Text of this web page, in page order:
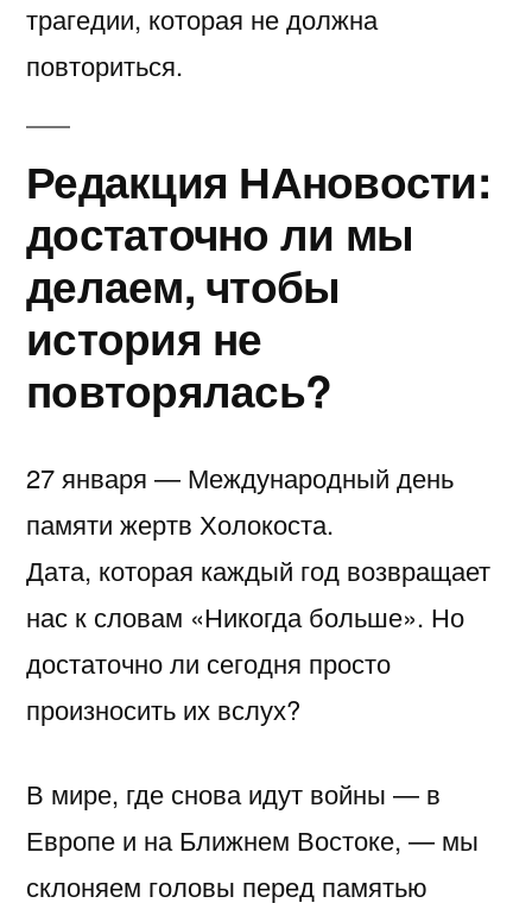
трагедии, которая не должна
повториться.
Редакция НАновости:
достаточно ли мы
делаем, чтобы
история не
повторялась?
27 января — Международный день
памяти жертв Холокоста.
Дата, которая каждый год возвращает
нас к словам «Никогда больше». Но
достаточно ли сегодня просто
произносить их вслух?
В мире, где снова идут войны — в
Европе и на Ближнем Востоке, — мы
склоняем головы перед памятью